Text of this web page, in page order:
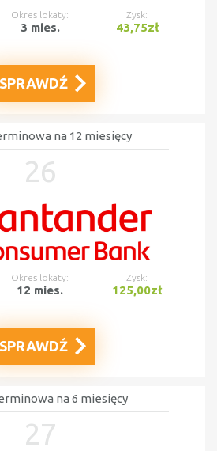
Okres lokaty: Zysk:
3 mies. 43,75zł
SPRAWDŹ
na 12 miesięcy
26
Okres lokaty: Zysk:
12 mies. 125,00zł
SPRAWDŹ
na 6 miesięcy
27